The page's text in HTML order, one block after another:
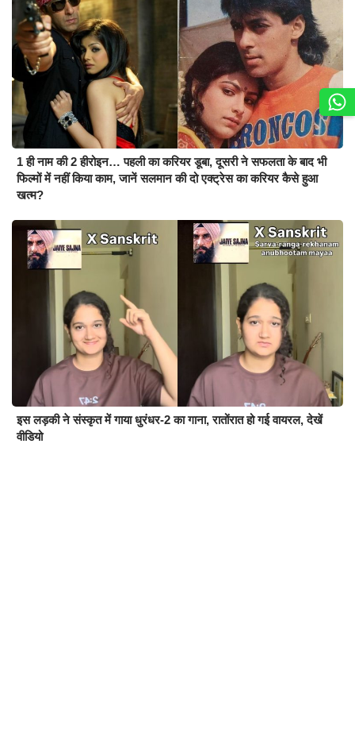
1 ही नाम की 2 हीरोइन… पहली का करियर डूबा, दूसरी ने सफलता के बाद भी
फिल्मों में नहीं किया काम, जानें सलमान की दो एक्ट्रेस का करियर कैसे हुआ
खत्म?
इस लड़की ने संस्कृत में गाया धुरंधर-2 का गाना, रातोंरात हो गई वायरल, देखें
वीडियो